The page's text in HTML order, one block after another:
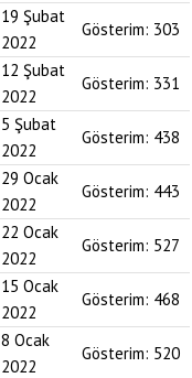
19 Şubat
2022
Gösterim: 303
12 Şubat
2022
Gösterim: 331
5 Şubat
2022
Gösterim: 438
29 Ocak
2022
Gösterim: 443
22 Ocak
2022
Gösterim: 527
15 Ocak
2022
Gösterim: 468
8 Ocak
2022
Gösterim: 520